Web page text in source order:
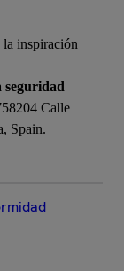
la inspiración
seguridad
Calle
Spain.